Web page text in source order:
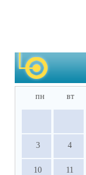
пн вт
3 4
10 11